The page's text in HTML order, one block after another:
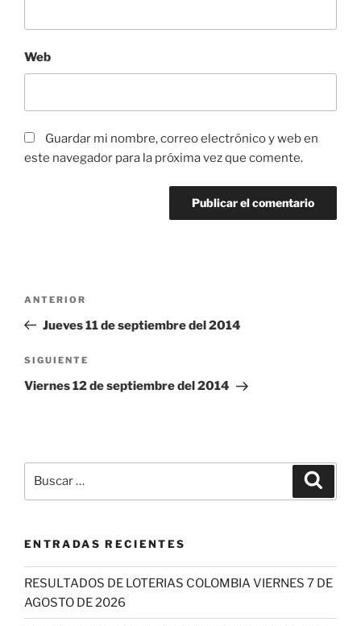
Web
Guardar mi nombre, correo electrónico y web en
este navegador para la próxima vez que comente.
entradas
Entrada
anterior:
ANTERIOR
Jueves 11 de septiembre del 2014
Siguiente
entrada
SIGUIENTE
Viernes 12 de septiembre del 2014
por:
ENTRADAS RECIENTES
RESULTADOS DE LOTERIAS COLOMBIA VIERNES 7 DE
AGOSTO DE 2026